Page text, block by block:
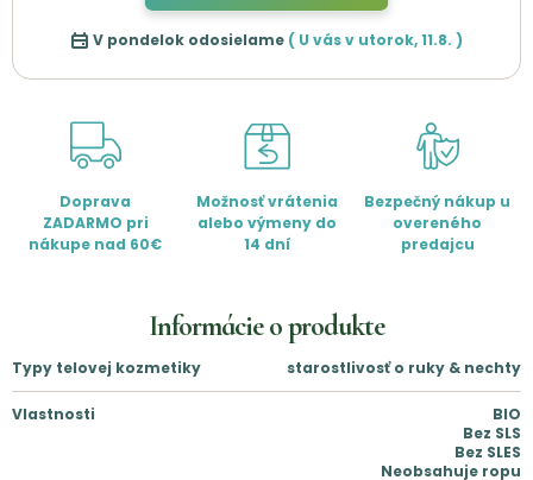
V pondelok odosielame ( U vás v utorok,11.8. )
Doprava
ZADARMO pri
nákupe nad 60€
Možnosť vrátenia
alebo výmeny do
14 dní
Bezpečný nákup u
overeného
predajcu
Informácie o produkte
Typy telovej kozmetiky starostlivosť o ruky & nechty
Vlastnosti
BIO
Bez SLS
Bez SLES
Neobsahuje ropu